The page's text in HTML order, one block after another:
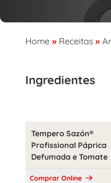
Home » Receitas »
Ingredientes
Tempero Sazón®
Profissional Páprica
Defumada e Tomate
Comprar Online